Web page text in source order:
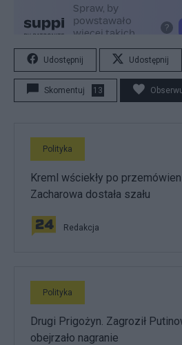
Udostępnij Udostępnij
Skomentuj 13
Polityka
Kreml wściekły po
Zacharowa dostała szału
Redakcja
Polityka
Drugi Prigożyn. Zagroził
obejrzało nagranie